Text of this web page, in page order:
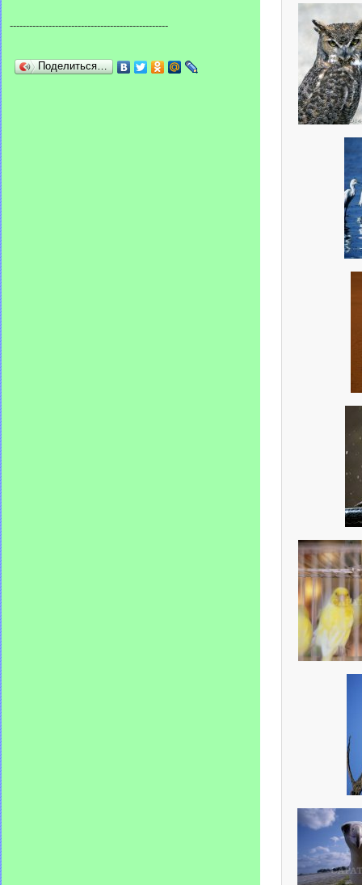
-------------------------------------------------
Поделиться…